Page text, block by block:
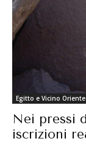
Egitto e Vicino Oriente
Nei pressi
iscrizioni